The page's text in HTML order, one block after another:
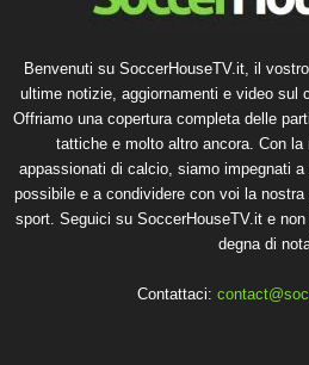
Benvenuti su SoccerHouseTV.it, il
ultime notizie, aggiornamenti e video sul
Offriamo una copertura completa delle
tattiche e molto altro ancora. Con la
appassionati di calcio, siamo impegnati
possibile e a condividere con voi la
sport. Seguici su SoccerHouseTV.it e
degna di
Contattaci: